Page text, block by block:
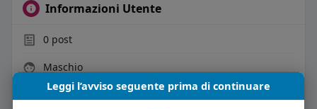
Informazioni Utente
0post
Maschio
Vive in Italia
Leggi l’avviso seguente prima di continuare